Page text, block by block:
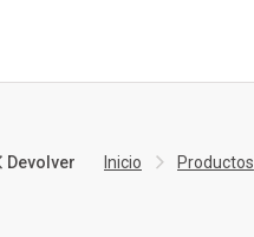
Devolver Inicio Productos